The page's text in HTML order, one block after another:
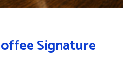
Signature